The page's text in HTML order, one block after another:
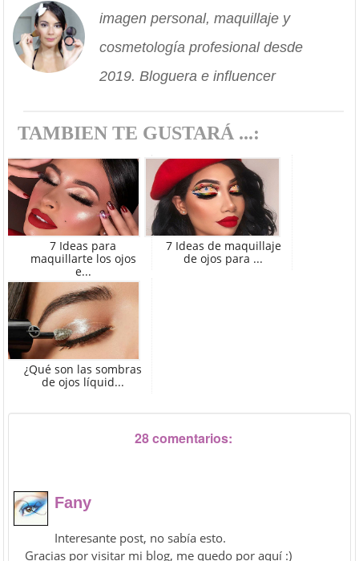
imagen personal, maquillaje y
cosmetología profesional desde
2019. Bloguera e influencer
TAMBIEN TE GUSTARÁ ...:
7 Ideas para
maquillarte los ojos
e...
7 Ideas de maquillaje
de ojos para ...
¿Qué son las sombras
de ojos líquid...
28 comentarios:
Fany
Interesante post, no sabía esto.
Gracias por visitar mi blog, me quedo por aquí :)